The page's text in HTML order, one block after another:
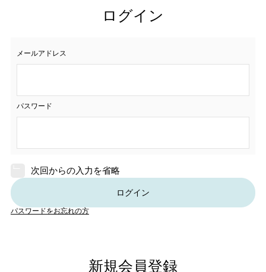
ログイン
メールアドレス
パスワード
次回からの入力を省略
ログイン
パスワードをお忘れの方
新規会員登録